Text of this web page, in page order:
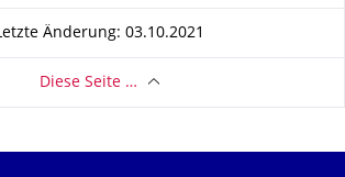
Letzte Änderung: 03.10.2021
Diese Seite …